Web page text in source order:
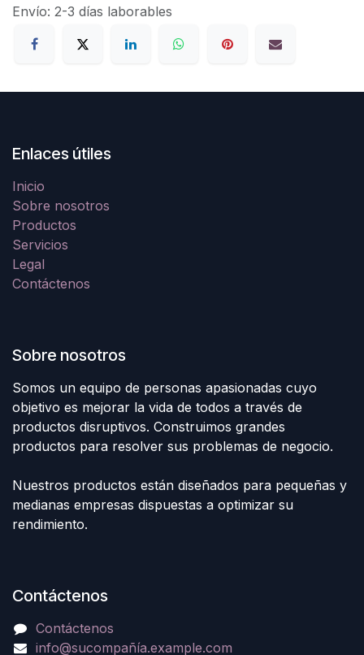
Envío: 2-3 días laborables
Enlaces útiles
Inicio
Sobre nosotros
Productos
Servicios
Legal
Contáctenos
Sobre nosotros
Somos un equipo de personas apasionadas cuyo
objetivo es mejorar la vida de todos a través de
productos disruptivos. Construimos grandes
productos para resolver sus problemas de negocio.
Nuestros productos están diseñados para pequeñas y
medianas empresas dispuestas a optimizar su
rendimiento.
Contáctenos
Contáctenos
info@sucompañía.example.com